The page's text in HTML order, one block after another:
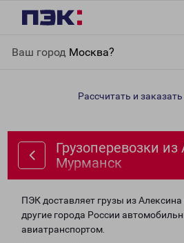
Ваш город Москва?
Мурманск
Рассчитать и
Грузоперевозки
Мурманск
ПЭК доставляет грузы из
другие города России
авиатранспортом.